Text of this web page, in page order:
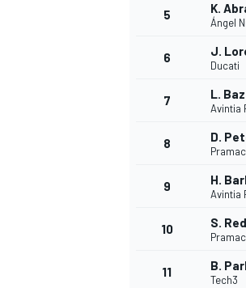
5 K.
Ángel
6 J.
Ducati
7 L. Baz
Avintia
8 D.
Pramac
9 H.
Avintia
10 S.
Pramac
11 B.
Tech3